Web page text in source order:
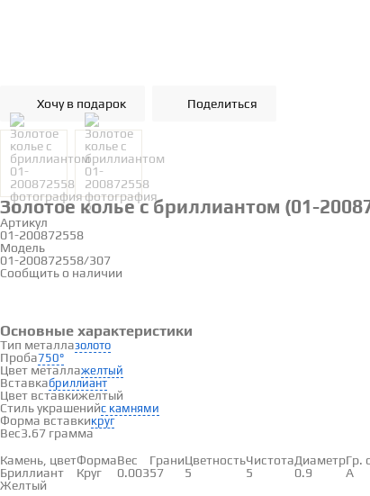
Хочу в подарок Поделиться
Золотое колье с бриллиантом (01-
Артикул
01-200872558
Модель
01-200872558/307
Сообщить о наличии
Основные характеристики
Тип металлазолото
Проба750°
Цвет металлажелтый
Вставкабриллиант
Цвет вставкижелтый
Стиль украшенийс камнями
Форма вставкикруг
Вес3.67 грамма
Вставки
Камень, цветФормаВес ГраниЦветностьЧистотаДиаметрГр.
Бриллиант
Желтый
Круг 0.00357 5 5 0.9 А